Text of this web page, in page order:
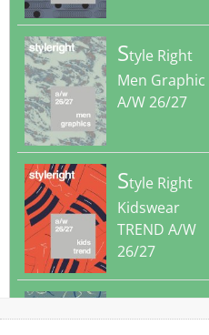
Style Right
Men Graphic
A/W 26/27
Style Right
Kidswear
TREND A/W
26/27
S